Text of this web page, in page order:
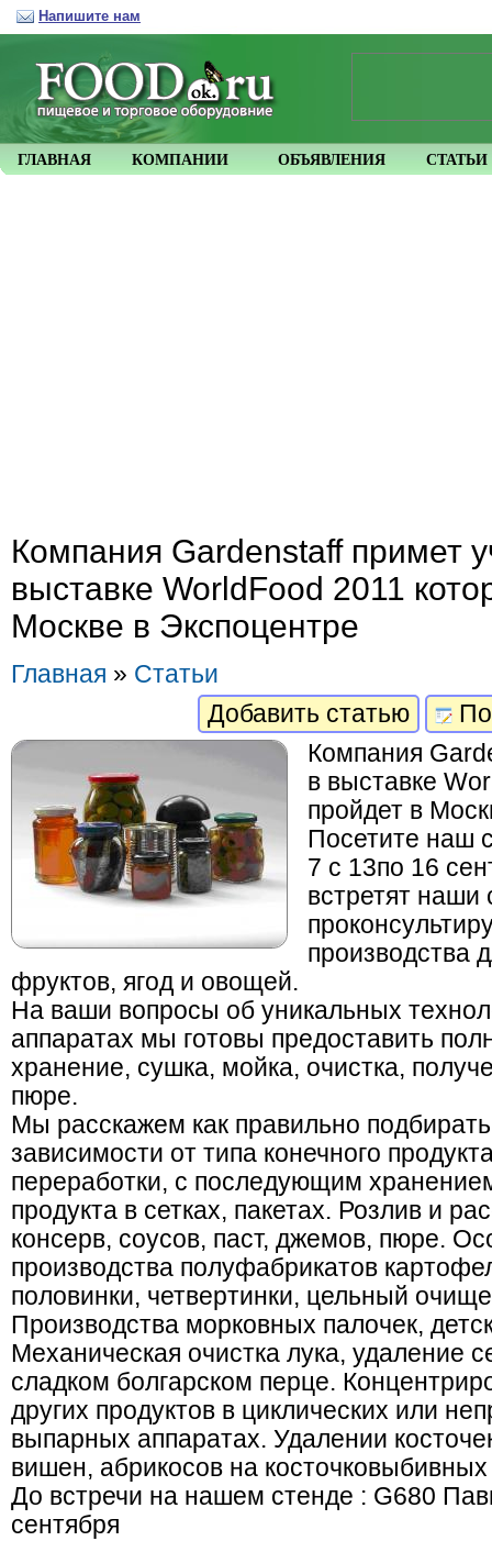
Компания Gardenstaff примет
выставке WorldFood 2011
Москве в Экспоцентре
Главная » Статьи
Добавить статью
Компания
в выставке
пройдет в
Посетите наш
7 с 13по 16
встретят наши
производства
фруктов, ягод и овощей.
На ваши вопросы об уникальных
аппаратах мы готовы предоставить
хранение, сушка, мойка, очистка,
пюре.
Мы расскажем как правильно
зависимости от типа конечного
переработки, с последующим
продукта в сетках, пакетах. Розлив и
консерв, соусов, паст, джемов, пюре.
производства полуфабрикатов
половинки, четвертинки, цельный
Производства морковных палочек,
Механическая очистка лука, удаление
сладком болгарском перце.
других продуктов в циклических или
выпарных аппаратах. Удалении
вишен, абрикосов на
До встречи на нашем стенде : G680
сентября
ГЛАВНАЯ КОМПАНИИ ОБЪЯВЛЕНИЯ СТАТЬИ
Напишите нам